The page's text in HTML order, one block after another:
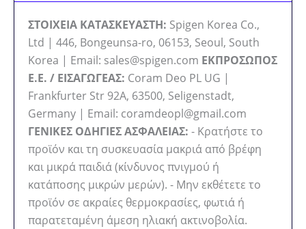
ΣΤΟΙΧΕΙΑ ΚΑΤΑΣΚΕΥΑΣΤΗ: Spigen Korea Co.,
Ltd | 446, Bongeunsa-ro, 06153, Seoul, South
Korea | Email: sales@spigen.com ΕΚΠΡΟΣΩΠΟΣ
Ε.Ε. / ΕΙΣΑΓΩΓΕΑΣ: Coram Deo PL UG |
Frankfurter Str 92A, 63500, Seligenstadt,
Germany | Email: coramdeopl@gmail.com
ΓΕΝΙΚΕΣ ΟΔΗΓΙΕΣ ΑΣΦΑΛΕΙΑΣ: - Κρατήστε το
προϊόν και τη συσκευασία μακριά από βρέφη
και μικρά παιδιά (κίνδυνος πνιγμού ή
κατάποσης μικρών μερών). - Μην εκθέτετε το
προϊόν σε ακραίες θερμοκρασίες, φωτιά ή
παρατεταμένη άμεση ηλιακή ακτινοβολία.